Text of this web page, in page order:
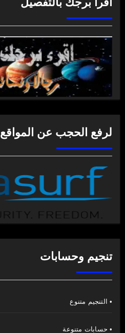
لرفع الحجب عن المواقع
تنجيم وحسابات
• التنجيم متنوع
• حسابات متنوعة